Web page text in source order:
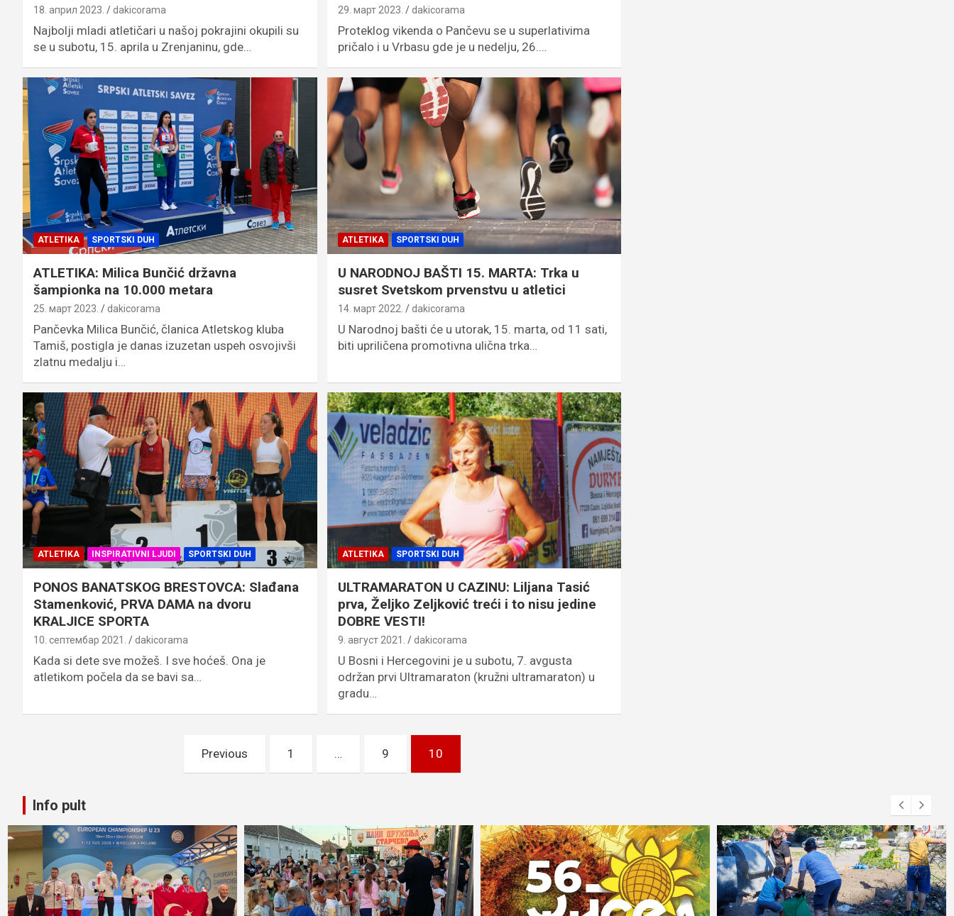
18. април 2023. dakicorama
Najbolji mladi atletičari u našoj pokrajini okupili su
se u subotu, 15. aprila u Zrenjaninu, gde…
29. март 2023. dakicorama
Proteklog vikenda o Pančevu se u superlativima
pričalo i u Vrbasu gde je u nedelju, 26.…
ATLETIKA SPORTSKI DUH
ATLETIKA: Milica Bunčić državna
šampionka na 10.000 metara
25. март 2023. dakicorama
Pančevka Milica Bunčić, članica Atletskog kluba
Tamiš, postigla je danas izuzetan uspeh osvojivši
zlatnu medalju i…
ATLETIKA SPORTSKI DUH
U NARODNOJ BAŠTI 15. MARTA: Trka u
susret Svetskom prvenstvu u atletici
14. март 2022. dakicorama
U Narodnoj bašti će u utorak, 15. marta, od 11 sati,
biti upriličena promotivna ulična trka…
ATLETIKA INSPIRATIVNI LJUDI SPORTSKI DUH
PONOS BANATSKOG BRESTOVCA: Slađana
Stamenković, PRVA DAMA na dvoru
KRALJICE SPORTA
10. септембар 2021. dakicorama
Kada si dete sve možeš. I sve hoćeš. Ona je
atletikom počela da se bavi sa…
ATLETIKA SPORTSKI DUH
ULTRAMARATON U CAZINU: Liljana Tasić
prva, Željko Zeljković treći i to nisu jedine
DOBRE VESTI!
9. август 2021. dakicorama
U Bosni i Hercegovini je u subotu, 7. avgusta
održan prvi Ultramaraton (kružni ultramaraton) u
gradu…
Previous 1 … 9 10
Info pult